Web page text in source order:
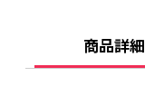
商品詳細